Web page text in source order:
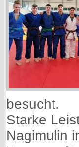
besucht.
Starke
Nagimulin